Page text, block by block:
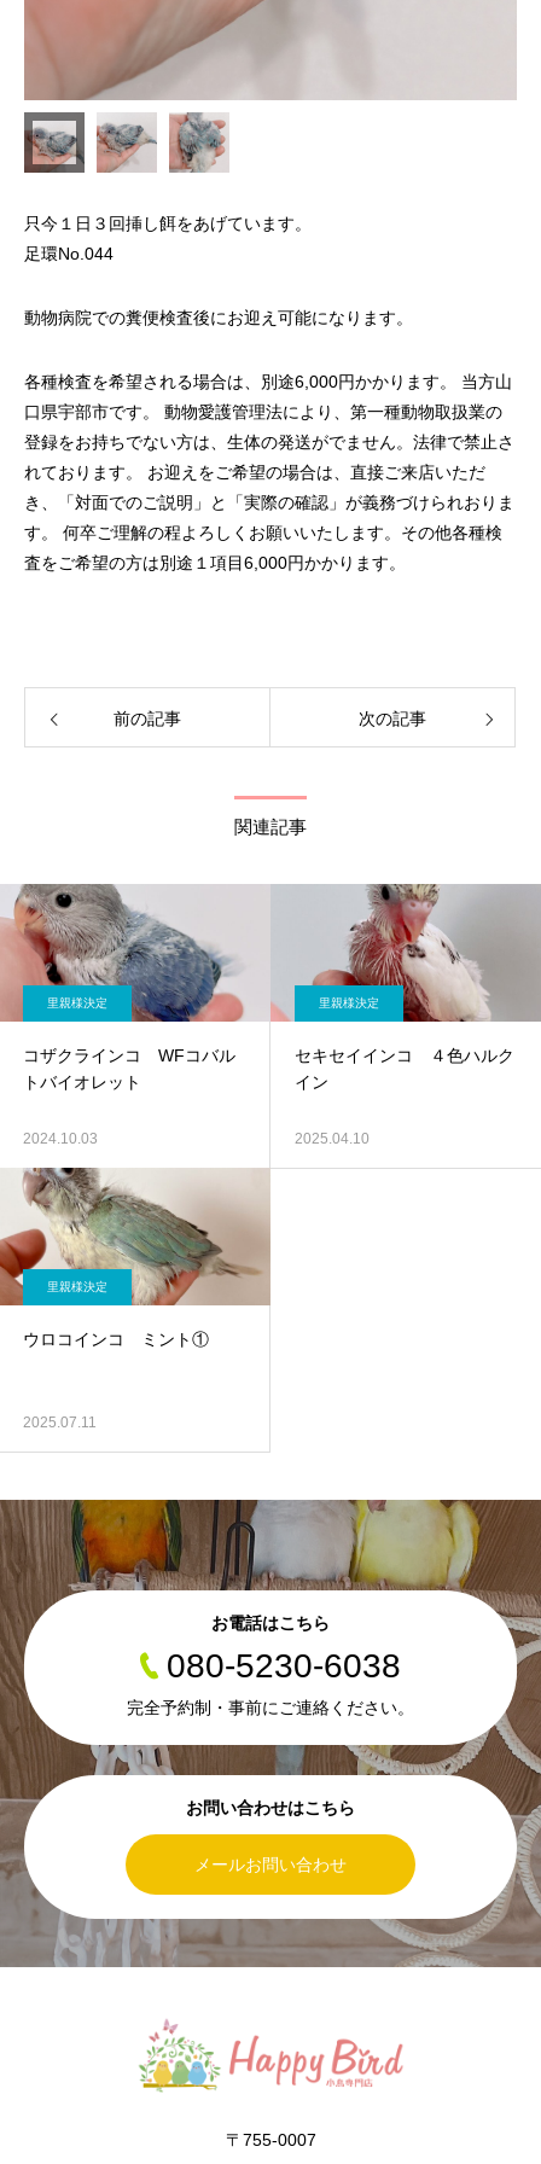
只今１日３回挿し餌をあげています。
足環No.044
動物病院での糞便検査後にお迎え可能になります。
各種検査を希望される場合は、別途6,000円かかります。 当方山
口県宇部市です。 動物愛護管理法により、第一種動物取扱業の
登録をお持ちでない方は、生体の発送がでません。法律で禁止さ
れております。 お迎えをご希望の場合は、直接ご来店いただ
き、「対面でのご説明」と「実際の確認」が義務づけられおりま
す。 何卒ご理解の程よろしくお願いいたします。その他各種検
査をご希望の方は別途１項目6,000円かかります。
前の記事 次の記事
関連記事
里親様決定
コザクラインコ WFコバル
トバイオレット
2024.10.03
里親様決定
セキセイインコ ４色ハルク
イン
2025.04.10
里親様決定
ウロコインコ ミント①
2025.07.11
お問い合わせはこちら
メールお問い合わせ
お電話はこちら
080-5230-6038
完全予約制・事前にご連絡ください。
〒755-0007